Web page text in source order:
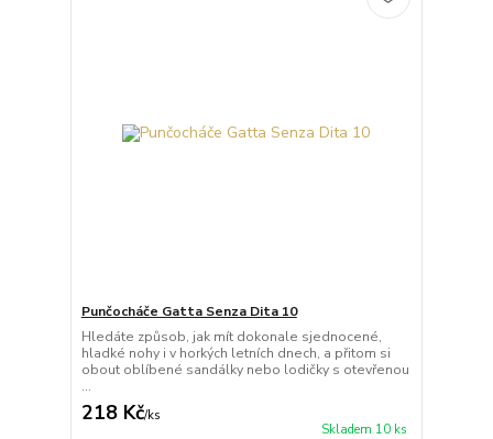
Punčocháče Gatta Senza Dita 10
Hledáte způsob, jak mít dokonale sjednocené,
hladké nohy i v horkých letních dnech, a přitom si
obout oblíbené sandálky nebo lodičky s otevřenou
...
218 Kč/ks
Skladem 10 ks